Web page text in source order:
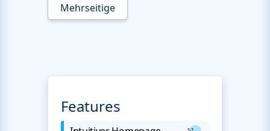
Mehrseitige
Features